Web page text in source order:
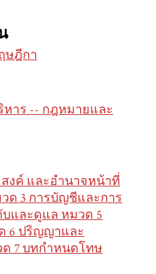
ษฎีกา
าร -- กฎหมายและ
งค์ และอำนาจหน้าที่
ด 3 การบัญชีและการ
และดูแล หมวด 5
6 ปริญญาและ
7 บทกำหนดโทษ